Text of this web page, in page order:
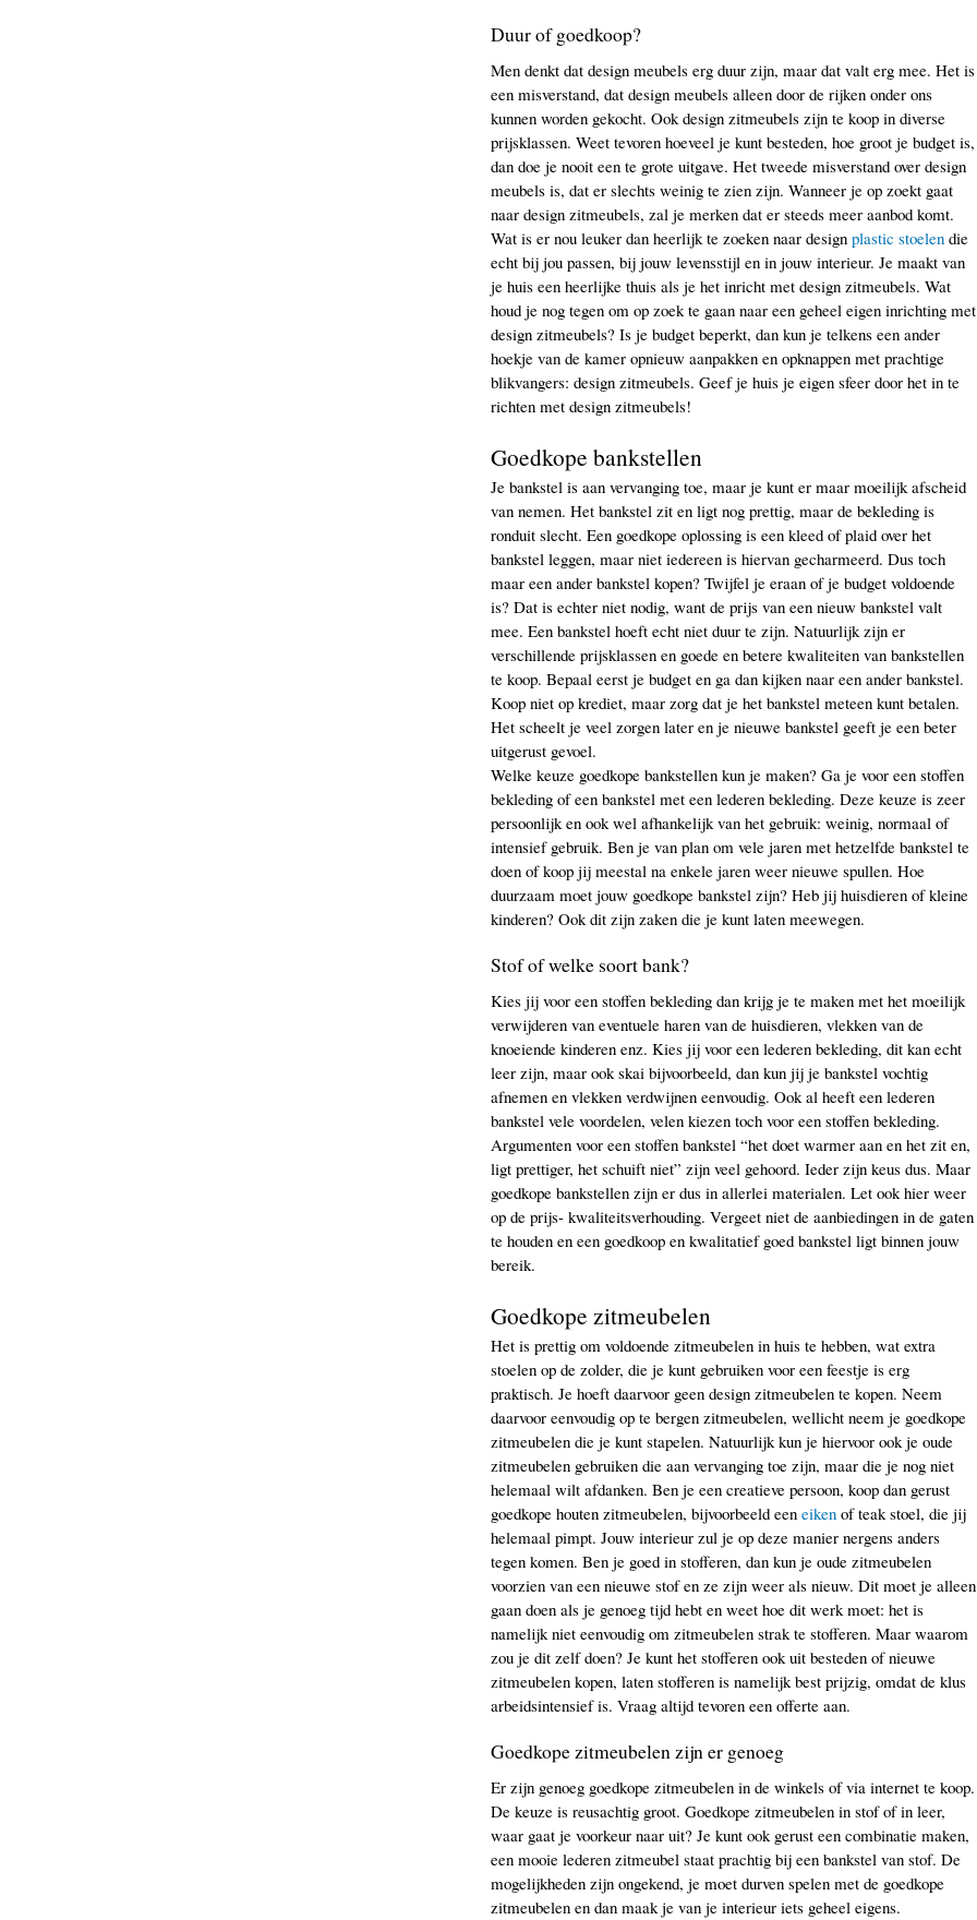
Duur of goedkoop?
Men denkt dat design meubels erg duur zijn, maar dat valt erg mee. Het is
een misverstand, dat design meubels alleen door de rijken onder ons
kunnen worden gekocht. Ook design zitmeubels zijn te koop in diverse
prijsklassen. Weet tevoren hoeveel je kunt besteden, hoe groot je budget is,
dan doe je nooit een te grote uitgave. Het tweede misverstand over design
meubels is, dat er slechts weinig te zien zijn. Wanneer je op zoekt gaat
naar design zitmeubels, zal je merken dat er steeds meer aanbod komt.
Wat is er nou leuker dan heerlijk te zoeken naar design plastic stoelendie
echt bij jou passen, bij jouw levensstijl en in jouw interieur. Je maakt van
je huis een heerlijke thuis als je het inricht met design zitmeubels. Wat
houd je nog tegen om op zoek te gaan naar een geheel eigen inrichting met
design zitmeubels? Is je budget beperkt, dan kun je telkens een ander
hoekje van de kamer opnieuw aanpakken en opknappen met prachtige
blikvangers: design zitmeubels. Geef je huis je eigen sfeer door het in te
richten met design zitmeubels!
Goedkope bankstellen
Je bankstel is aan vervanging toe, maar je kunt er maar moeilijk afscheid
van nemen. Het bankstel zit en ligt nog prettig, maar de bekleding is
ronduit slecht. Een goedkope oplossing is een kleed of plaid over het
bankstel leggen, maar niet iedereen is hiervan gecharmeerd. Dus toch
maar een ander bankstel kopen? Twijfel je eraan of je budget voldoende
is? Dat is echter niet nodig, want de prijs van een nieuw bankstel valt
mee. Een bankstel hoeft echt niet duur te zijn. Natuurlijk zijn er
verschillende prijsklassen en goede en betere kwaliteiten van bankstellen
te koop. Bepaal eerst je budget en ga dan kijken naar een ander bankstel.
Koop niet op krediet, maar zorg dat je het bankstel meteen kunt betalen.
Het scheelt je veel zorgen later en je nieuwe bankstel geeft je een beter
uitgerust gevoel.
Welke keuze goedkope bankstellen kun je maken? Ga je voor een stoffen
bekleding of een bankstel met een lederen bekleding. Deze keuze is zeer
persoonlijk en ook wel afhankelijk van het gebruik: weinig, normaal of
intensief gebruik. Ben je van plan om vele jaren met hetzelfde bankstel te
doen of koop jij meestal na enkele jaren weer nieuwe spullen. Hoe
duurzaam moet jouw goedkope bankstel zijn? Heb jij huisdieren of kleine
kinderen? Ook dit zijn zaken die je kunt laten meewegen.
Stof of welke soort bank?
Kies jij voor een stoffen bekleding dan krijg je te maken met het moeilijk
verwijderen van eventuele haren van de huisdieren, vlekken van de
knoeiende kinderen enz. Kies jij voor een lederen bekleding, dit kan echt
leer zijn, maar ook skai bijvoorbeeld, dan kun jij je bankstel vochtig
afnemen en vlekken verdwijnen eenvoudig. Ook al heeft een lederen
bankstel vele voordelen, velen kiezen toch voor een stoffen bekleding.
Argumenten voor een stoffen bankstel “het doet warmer aan en het zit en,
ligt prettiger, het schuift niet” zijn veel gehoord. Ieder zijn keus dus. Maar
goedkope bankstellen zijn er dus in allerlei materialen. Let ook hier weer
op de prijs- kwaliteitsverhouding. Vergeet niet de aanbiedingen in de gaten
te houden en een goedkoop en kwalitatief goed bankstel ligt binnen jouw
bereik.
Goedkope zitmeubelen
Het is prettig om voldoende zitmeubelen in huis te hebben, wat extra
stoelen op de zolder, die je kunt gebruiken voor een feestje is erg
praktisch. Je hoeft daarvoor geen design zitmeubelen te kopen. Neem
daarvoor eenvoudig op te bergen zitmeubelen, wellicht neem je goedkope
zitmeubelen die je kunt stapelen. Natuurlijk kun je hiervoor ook je oude
zitmeubelen gebruiken die aan vervanging toe zijn, maar die je nog niet
helemaal wilt afdanken. Ben je een creatieve persoon, koop dan gerust
goedkope houten zitmeubelen, bijvoorbeeld een eikenof teak stoel, die jij
helemaal pimpt. Jouw interieur zul je op deze manier nergens anders
tegen komen. Ben je goed in stofferen, dan kun je oude zitmeubelen
voorzien van een nieuwe stof en ze zijn weer als nieuw. Dit moet je alleen
gaan doen als je genoeg tijd hebt en weet hoe dit werk moet: het is
namelijk niet eenvoudig om zitmeubelen strak te stofferen. Maar waarom
zou je dit zelf doen? Je kunt het stofferen ook uit besteden of nieuwe
zitmeubelen kopen, laten stofferen is namelijk best prijzig, omdat de klus
arbeidsintensief is. Vraag altijd tevoren een offerte aan.
Goedkope zitmeubelen zijn er genoeg
Er zijn genoeg goedkope zitmeubelen in de winkels of via internet te koop.
De keuze is reusachtig groot. Goedkope zitmeubelen in stof of in leer,
waar gaat je voorkeur naar uit? Je kunt ook gerust een combinatie maken,
een mooie lederen zitmeubel staat prachtig bij een bankstel van stof. De
mogelijkheden zijn ongekend, je moet durven spelen met de goedkope
zitmeubelen en dan maak je van je interieur iets geheel eigens.